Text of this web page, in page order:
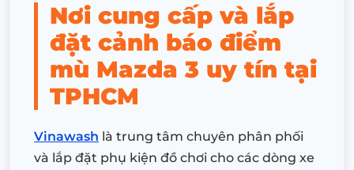
Nơi cung cấp và lắp
đặt cảnh báo điểm
mù Mazda 3 uy tín tại
TPHCM
Vinawash là trung tâm chuyên phân phối
và lắp đặt phụ kiện đồ chơi cho các dòng xe